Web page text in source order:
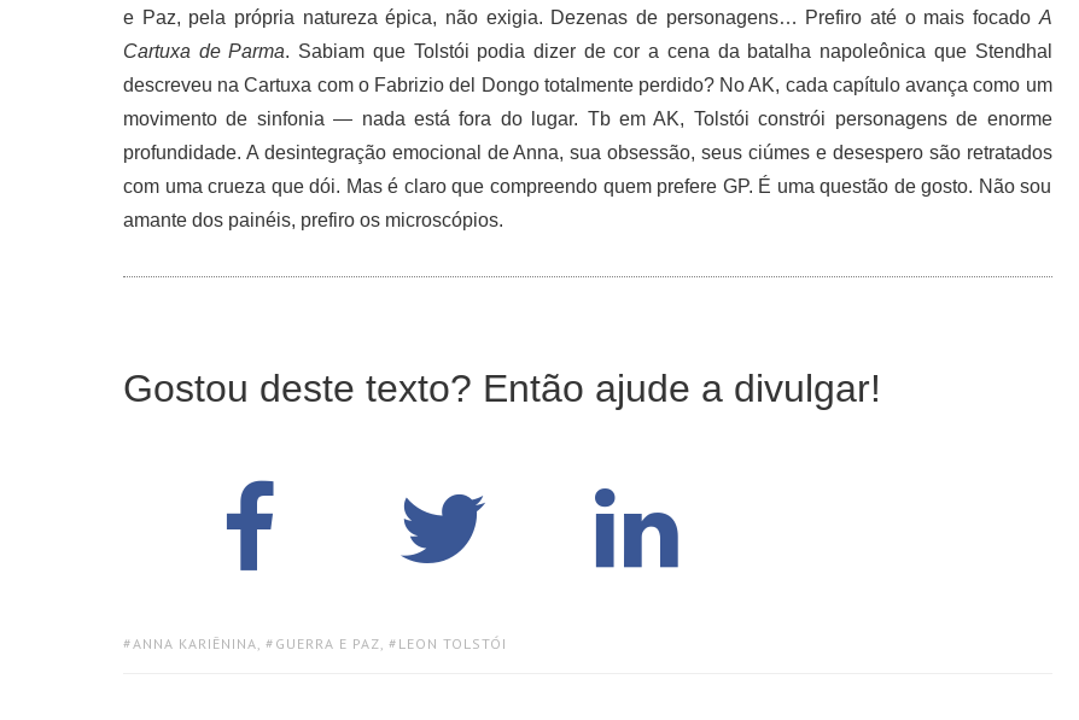
e Paz, pela própria natureza épica, não exigia. Dezenas de personagens… Prefiro até o mais focado A
Cartuxa de Parma. Sabiam que Tolstói podia dizer de cor a cena da batalha napoleônica que Stendhal
descreveu na Cartuxa com o Fabrizio del Dongo totalmente perdido? No AK, cada capítulo avança como um
movimento de sinfonia — nada está fora do lugar. Tb em AK, Tolstói constrói personagens de enorme
profundidade. A desintegração emocional de Anna, sua obsessão, seus ciúmes e desespero são retratados
com uma crueza que dói. Mas é claro que compreendo quem prefere GP. É uma questão de gosto. Não sou
amante dos painéis, prefiro os microscópios.
Gostou deste texto? Então ajude a divulgar!
TAGS:
ANNA KARIÊNINA GUERRA E PAZ LEON TOLSTÓI